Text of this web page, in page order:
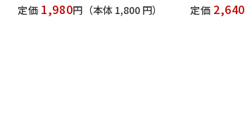
定価 1,980円 （本体 1,800 円） 定価 2,640